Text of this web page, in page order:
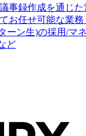
事録作成を通じ
お任せ可能な業務
ーン生)の採用/マ
ど